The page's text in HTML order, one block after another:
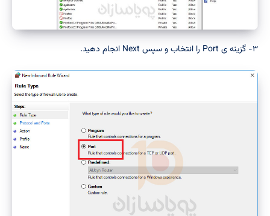
۳- گزینه ی Port را انتخاب و سپس Next انجام دهید.